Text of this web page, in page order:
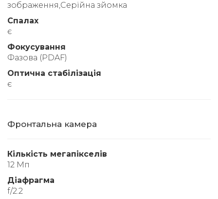
зображення,Серійна зйомка
Спалах
є
Фокусування
Фазова (PDAF)
Оптична стабілізація
є
Фронтальна камера
Кількість мегапікселів
12 Мп
Діафрагма
f/2.2